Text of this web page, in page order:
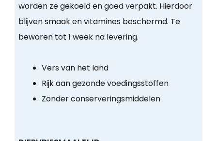
worden ze gekoeld en goed verpakt. Hierdoor
blijven smaak en vitamines beschermd. Te
bewaren tot 1 week na levering.
Vers van het land
Rijk aan gezonde voedingsstoffen
Zonder conserveringsmiddelen